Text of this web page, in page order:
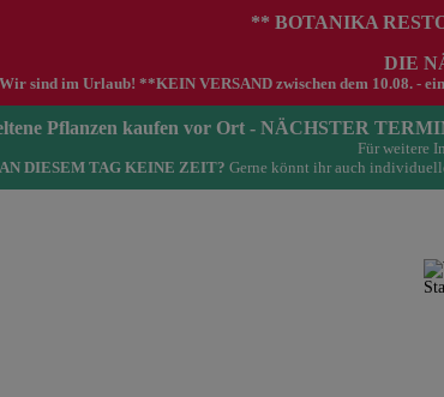
** BOTANIKA
DIE
Wir sind im Urlaub! **KEIN VERSAND zwischen dem 10.08. -
Pflanzen kaufen vor Ort - NÄCHSTER
Für weitere
AN DIESEM TAG KEINE ZEIT? Gerne könnt ihr auch